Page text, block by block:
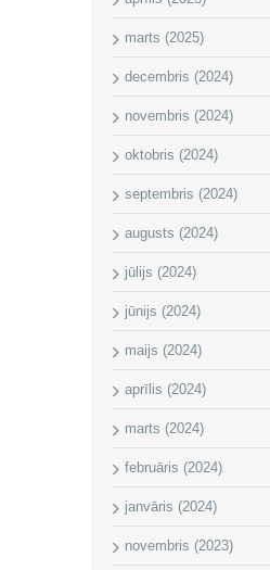
marts (2025)
decembris (2024)
novembris (2024)
oktobris (2024)
septembris (2024)
augusts (2024)
jūlijs (2024)
jūnijs (2024)
maijs (2024)
aprīlis (2024)
marts (2024)
februāris (2024)
janvāris (2024)
novembris (2023)